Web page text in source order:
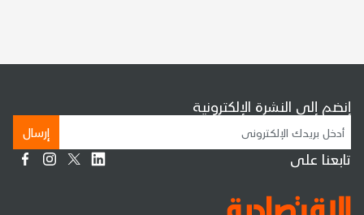
إنضم إلى النشرة الإلكترونية
إرسال
تابعنا على